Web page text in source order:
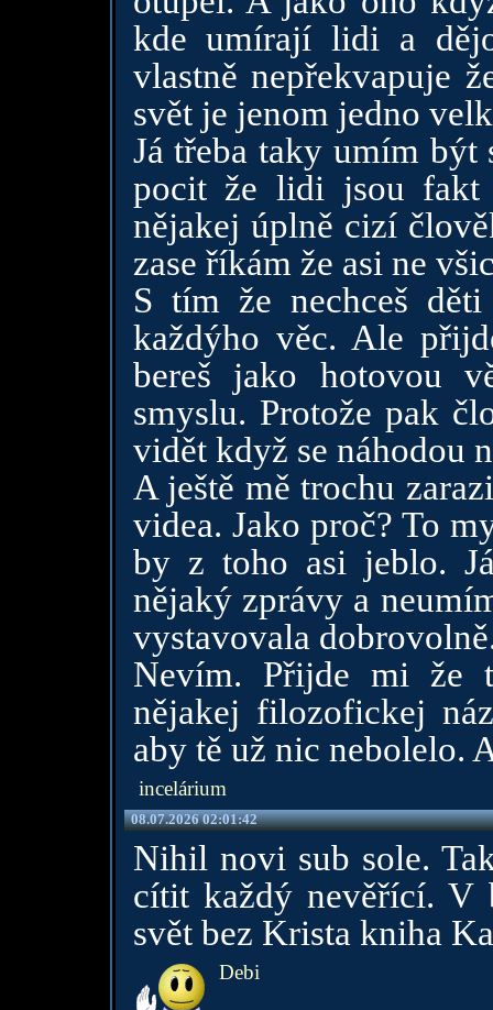
kde umírají lidi a
vlastně nepřekvapuje
svět je jenom jedno
Já třeba taky umím být
pocit že lidi jsou fakt
nějakej úplně cizí
zase říkám že asi ne
S tím že nechceš
každýho věc. Ale
bereš jako hotovou
smyslu. Protože pak
vidět když se náhodou
A ještě mě trochu
videa. Jako proč? To
by z toho asi jeblo.
nějaký zprávy a
vystavovala
Nevím. Přijde mi že
nějakej filozofickej
aby tě už nic nebolelo.
incelárium
08.07.2026 02:01:42
Nihil novi sub sole.
cítit každý nevěřící.
svět bez Krista kniha
Debi